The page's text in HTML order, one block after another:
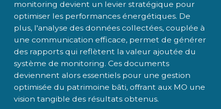
monitoring devient un levier stratégique pour
optimiser les performances énergétiques. De
plus, l'analyse des données collectées, couplée à
une communication efficace, permet de générer
des rapports qui reflètent la valeur ajoutée du
système de monitoring. Ces documents
deviennent alors essentiels pour une gestion
optimisée du patrimoine bâti, offrant aux MO une
vision tangible des résultats obtenus.